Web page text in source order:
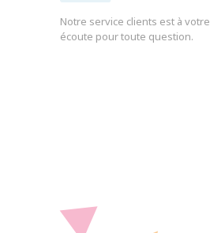
Notre service clients est à votre
écoute pour toute question.